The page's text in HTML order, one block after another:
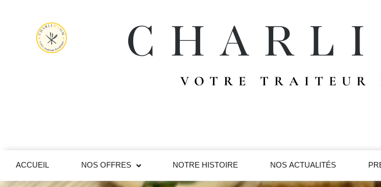
VOTRE TRAITEUR
ACCUEIL NOS OFFRES NOTRE HISTOIRE NOS ACTUALITÉS